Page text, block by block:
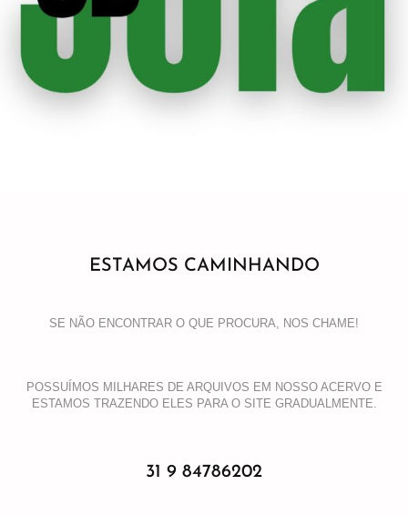
ESTAMOS CAMINHANDO
SE NÃO ENCONTRAR O QUE PROCURA, NOS CHAME!
POSSUÍMOS MILHARES DE ARQUIVOS EM NOSSO ACERVO E
ESTAMOS TRAZENDO ELES PARA O SITE GRADUALMENTE.
31 9 84786202